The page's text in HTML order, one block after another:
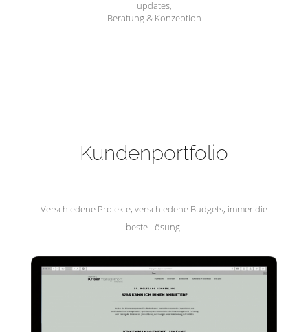
updates,
Beratung & Konzeption
Kundenportfolio
Verschiedene Projekte, verschiedene Budgets, immer die
beste Lösung.